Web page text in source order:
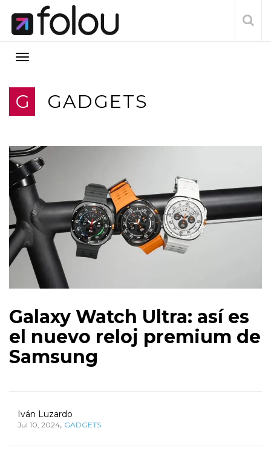
G GADGETS
Galaxy Watch Ultra: así es
el nuevo reloj premium de
Samsung
Iván Luzardo
Jul 10, 2024, GADGETS